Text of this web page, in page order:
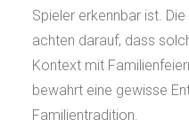
Spieler erkennbar ist.
achten darauf, dass
Kontext mit
bewahrt eine gewisse
Familientradition.